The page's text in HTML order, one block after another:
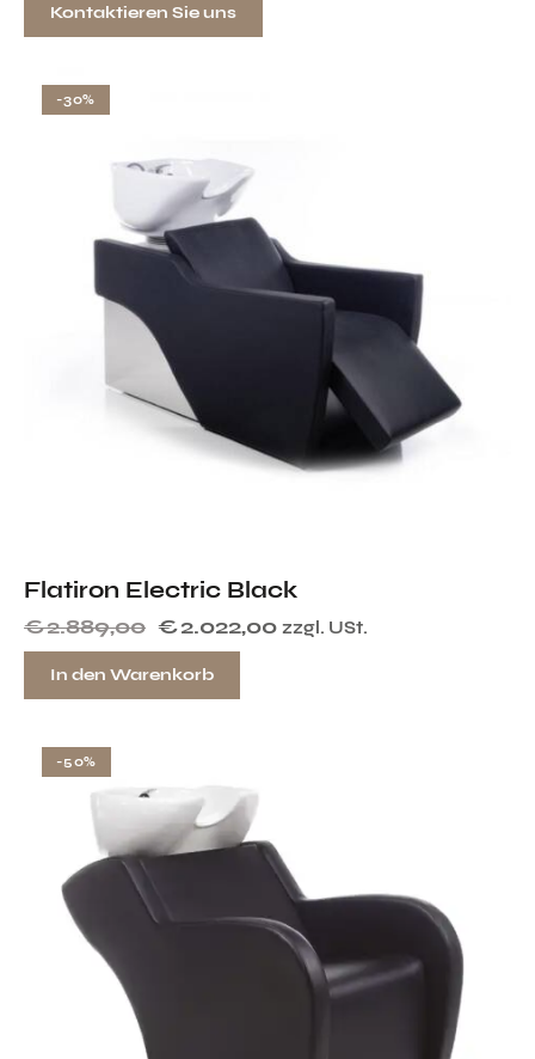
Kontaktieren Sie uns
-30%
Flatiron Electric Black
€2.889,00 €2.022,00 zzgl. USt.
In den Warenkorb
-50%